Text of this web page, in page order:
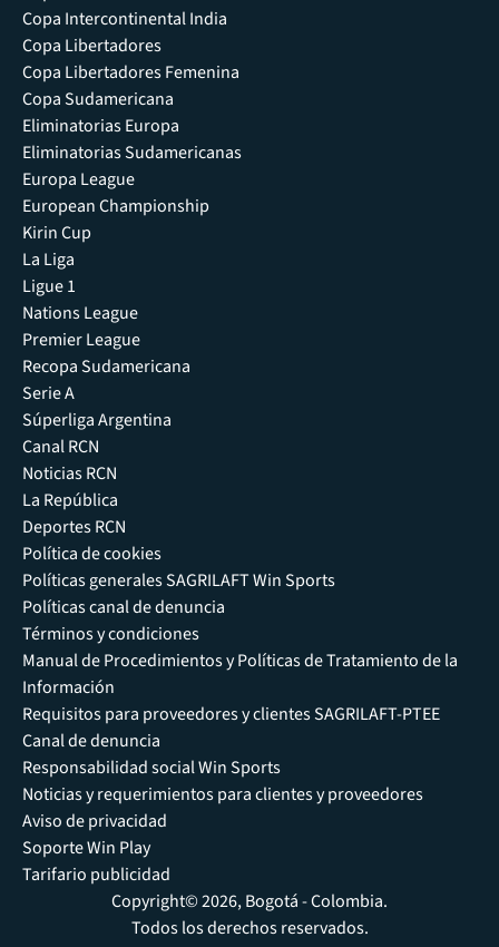
Copa Intercontinental India
Copa Libertadores
Copa Libertadores Femenina
Copa Sudamericana
Eliminatorias Europa
Eliminatorias Sudamericanas
Europa League
European Championship
Kirin Cup
La Liga
Ligue 1
Nations League
Premier League
Recopa Sudamericana
Serie A
Súperliga Argentina
Canal RCN
Noticias RCN
La República
Deportes RCN
Política de cookies
Políticas generales SAGRILAFT Win Sports
Políticas canal de denuncia
Términos y condiciones
Manual de Procedimientos y Políticas de Tratamiento de la
Información
Requisitos para proveedores y clientes SAGRILAFT-PTEE
Canal de denuncia
Responsabilidad social Win Sports
Noticias y requerimientos para clientes y proveedores
Aviso de privacidad
Soporte Win Play
Tarifario publicidad
Copyright© 2026, Bogotá - Colombia.
Todos los derechos reservados.